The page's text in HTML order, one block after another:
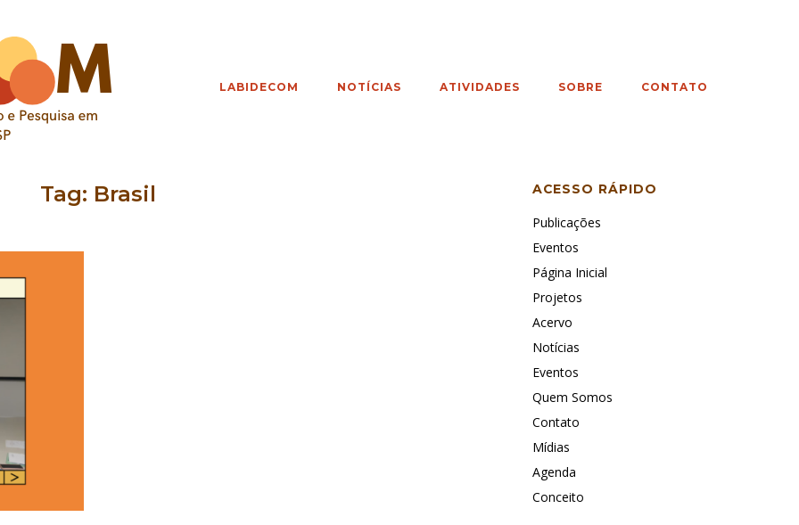
LABIDECOM NOTÍCIAS ATIVIDADES SOBRE CONTATO
Tag: Brasil ACESSO RÁPIDO
Publicações
Eventos
Página Inicial
Projetos
Acervo
Notícias
Eventos
Quem Somos
Contato
Mídias
Agenda
Conceito